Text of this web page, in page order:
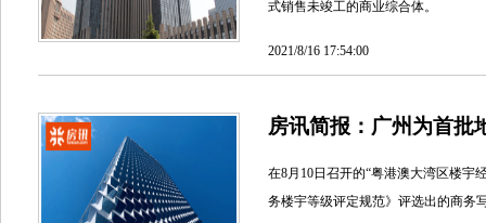
式销售未竣工的商业综合体。
2021/8/16 17:54:00
房讯简报：广州为首批
在8月10日召开的“粤港澳大湾区楼宇
务楼宇等级评定规范》评选出的商务